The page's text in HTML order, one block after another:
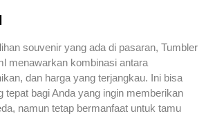
souvenir yang ada di pasaran, Tumbler
menawarkan kombinasi antara
dan harga yang terjangkau. Ini bisa
tepat bagi Anda yang ingin memberikan
namun tetap bermanfaat untuk tamu